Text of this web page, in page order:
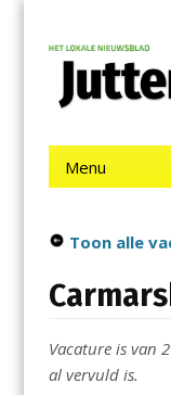
contentJutter
Menu
Toon alle
Vacature is van
al vervuld is.